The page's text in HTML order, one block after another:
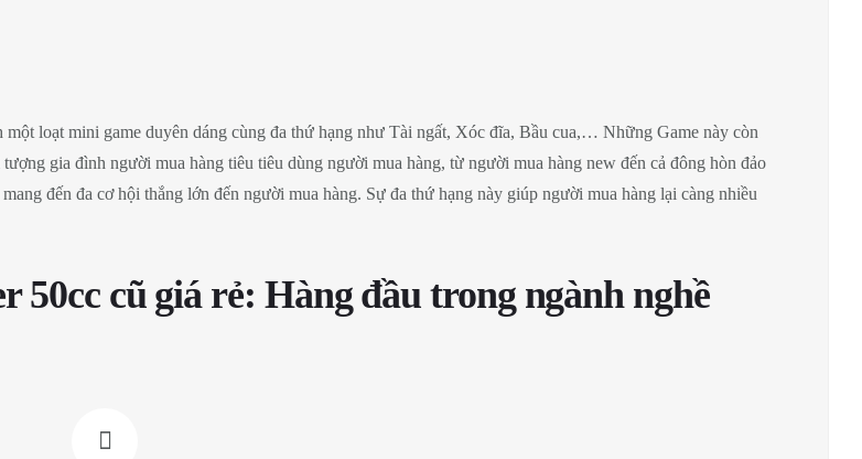
loạt mini game duyên dáng cùng đa thứ hạng như Tài ngất, Xóc đĩa, Bầu cua,… Những Game này còn
gia đình người mua hàng tiêu tiêu dùng người mua hàng, từ người mua hàng new đến cả đông hòn đảo
đến đa cơ hội thắng lớn đến người mua hàng. Sự đa thứ hạng này giúp người mua hàng lại càng nhiều
50cc cũ giá rẻ: Hàng đầu trong ngành nghề